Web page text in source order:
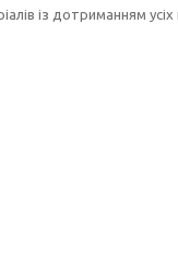
із дотриманням усіх